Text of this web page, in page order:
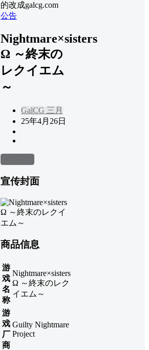
的改成galcg.com
公告
Nightmare×sisters
Ω ～終末の
レクイエム
～
GalCG 三月
25年4月26日
宣传封面
商品信息
游
戏
名
称
Nightmare×sisters
Ω ～終末のレク
イエム～
游
戏
厂
商
Guilty Nightmare
Project